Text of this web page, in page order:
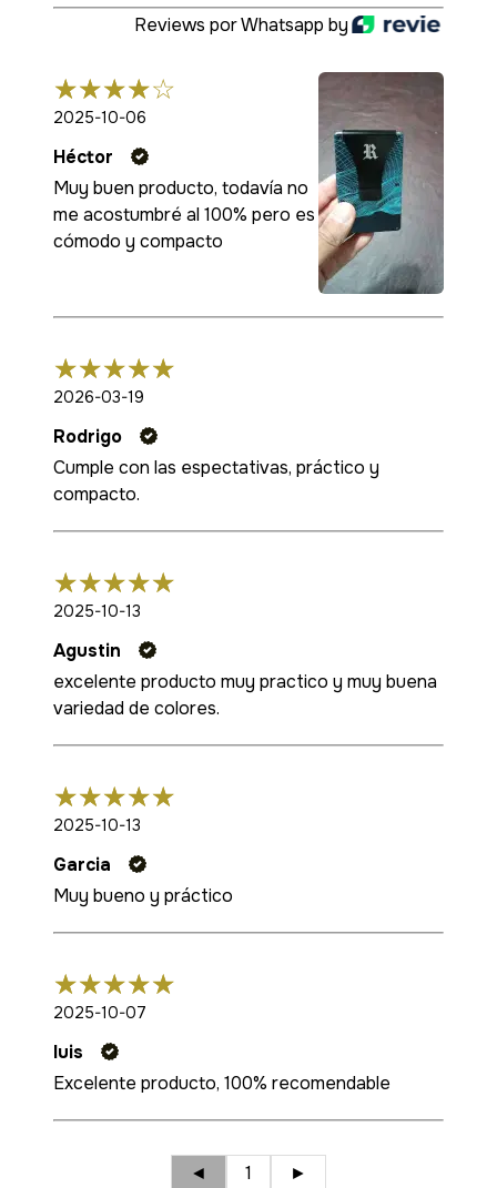
Reviews por Whatsapp by
2025-10-06
Héctor
Muy buen producto, todavía no
me acostumbré al 100% pero es
cómodo y compacto
2026-03-19
Rodrigo
Cumple con las espectativas, práctico y
compacto.
2025-10-13
Agustin
excelente producto muy practico y muy buena
variedad de colores.
2025-10-13
Garcia
Muy bueno y práctico
2025-10-07
luis
Excelente producto, 100% recomendable
◄ 1 ►